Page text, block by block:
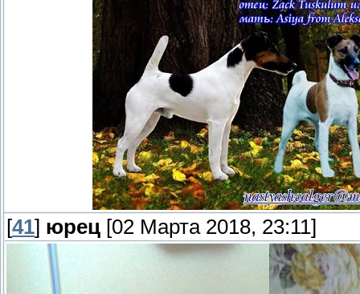
[41] юрец [02 Марта 2018, 23:11]